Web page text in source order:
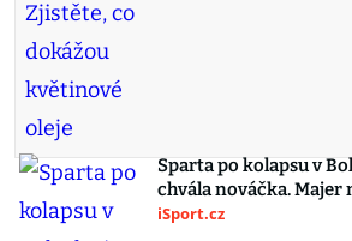
Sparta po kolapsu v
chvála nováčka. Majer
iSport.cz